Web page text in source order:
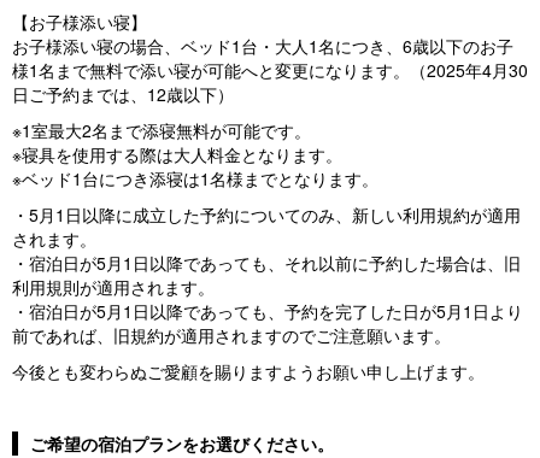
【お子様添い寝】
お子様添い寝の場合、ベッド1台・大人1名につき、6歳以下のお子
様1名まで無料で添い寝が可能へと変更になります。（2025年4月30
日ご予約までは、12歳以下）
※1室最大2名まで添寝無料が可能です。
※寝具を使用する際は大人料金となります。
※ベッド1台につき添寝は1名様までとなります。
・5月1日以降に成立した予約についてのみ、新しい利用規約が適用
されます。
・宿泊日が5月1日以降であっても、それ以前に予約した場合は、旧
利用規則が適用されます。
・宿泊日が5月1日以降であっても、予約を完了した日が5月1日より
前であれば、旧規約が適用されますのでご注意願います。
今後とも変わらぬご愛顧を賜りますようお願い申し上げます。
ご希望の宿泊プランをお選びください。